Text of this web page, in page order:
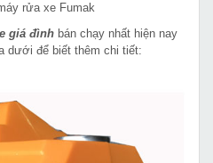
rửa xe Fumak
giá đình bán chạy nhất hiện nay
dưới để biết thêm chi tiết: